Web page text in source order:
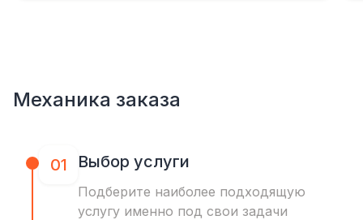
Механика заказа
01 Выбор услуги
Подберите наиболее подходящую
услугу именно под свои задачи